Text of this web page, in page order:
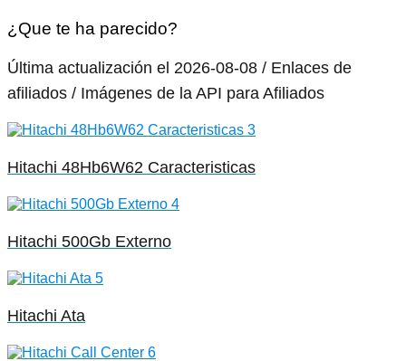
¿Que te ha parecido?
Última actualización el 2026-08-08 / Enlaces de
afiliados / Imágenes de la API para Afiliados
Hitachi 48Hb6W62 Caracteristicas
Hitachi 500Gb Externo
Hitachi Ata